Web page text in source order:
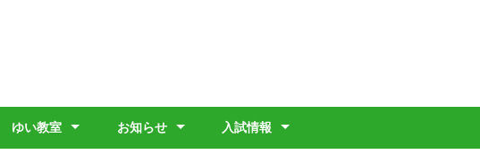
ゆい教室 お知らせ 入試情報